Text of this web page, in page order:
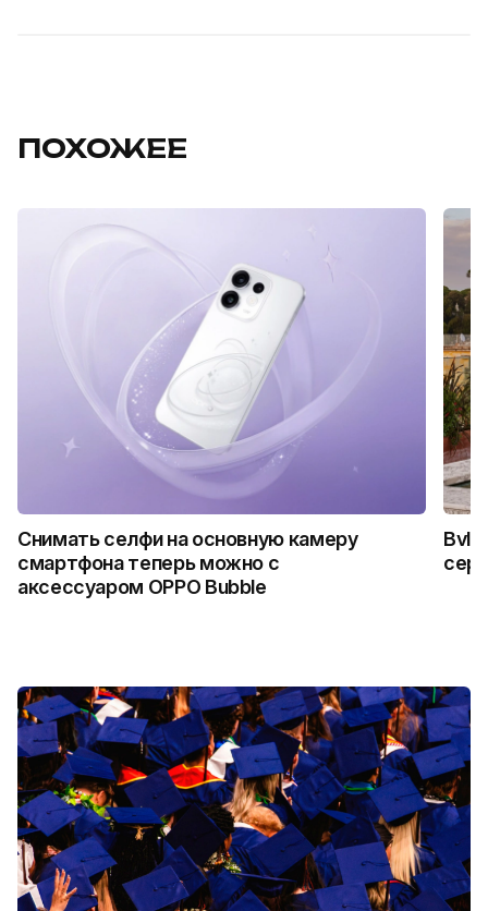
ПОХОЖЕЕ
Снимать селфи на основную камеру
смартфона теперь можно с
аксессуаром OPPO Bubble